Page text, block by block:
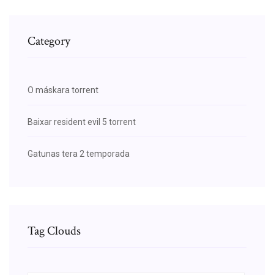
Category
O máskara torrent
Baixar resident evil 5 torrent
Gatunas tera 2 temporada
Tag Clouds